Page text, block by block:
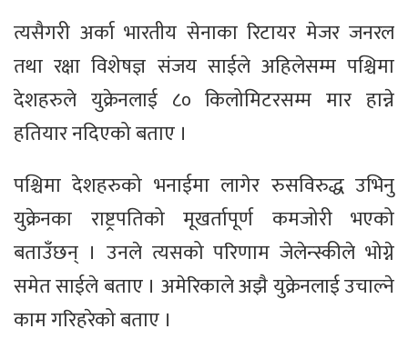
त्यसैगरी अर्का भारतीय सेनाका रिटायर मेजर जनरल
तथा रक्षा विशेषज्ञ संजय साईले अहिलेसम्म पश्चिमा
देशहरुले युक्रेनलाई ८० किलोमिटरसम्म मार हान्ने
हतियार नदिएको बताए ।
पश्चिमा देशहरुको भनाईमा लागेर रुसविरुद्ध उभिनु
युक्रेनका राष्ट्रपतिको मूखर्तापूर्ण कमजोरी भएको
बताउँछन् । उनले त्यसको परिणाम जेलेन्स्कीले भोग्ने
समेत साईले बताए । अमेरिकाले अझै युक्रेनलाई उचाल्ने
काम गरिहरेको बताए ।